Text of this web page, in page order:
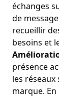
échanges
de
recueillir
besoins et
présence
les
marque.